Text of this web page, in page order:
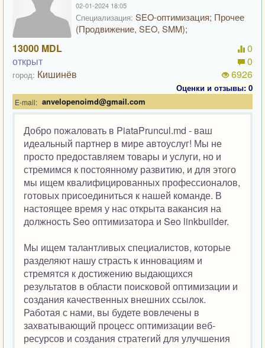
02-01-2024 18:05
Специализация: SEO-оптимизация; Прочее
(Продвижение, SEO, SMM);
13000 MDL
открыт
город: Кишинёв
0
0
6926
Оценки и отзывы: 0
E-mail: anvelopenoimd@gmail.com
Добро пожаловать в PiataPruncul.md - ваш
идеальный партнер в мире автоуслуг! Мы не
просто предоставляем товары и услуги, но и
стремимся к постоянному развитию, и для этого
мы ищем квалифицированных профессионалов,
готовых присоединиться к нашей команде. В
настоящее время у нас открыта вакансия на
должность Seo оптимизатора и Seo linkbuilder.
Мы ищем талантливых специалистов, которые
разделяют нашу страсть к инновациям и
стремятся к достижению выдающихся
результатов в области поисковой оптимизации и
создания качественных внешних ссылок.
Работая с нами, вы будете вовлечены в
захватывающий процесс оптимизации веб-
ресурсов и создания стратегий для улучшения